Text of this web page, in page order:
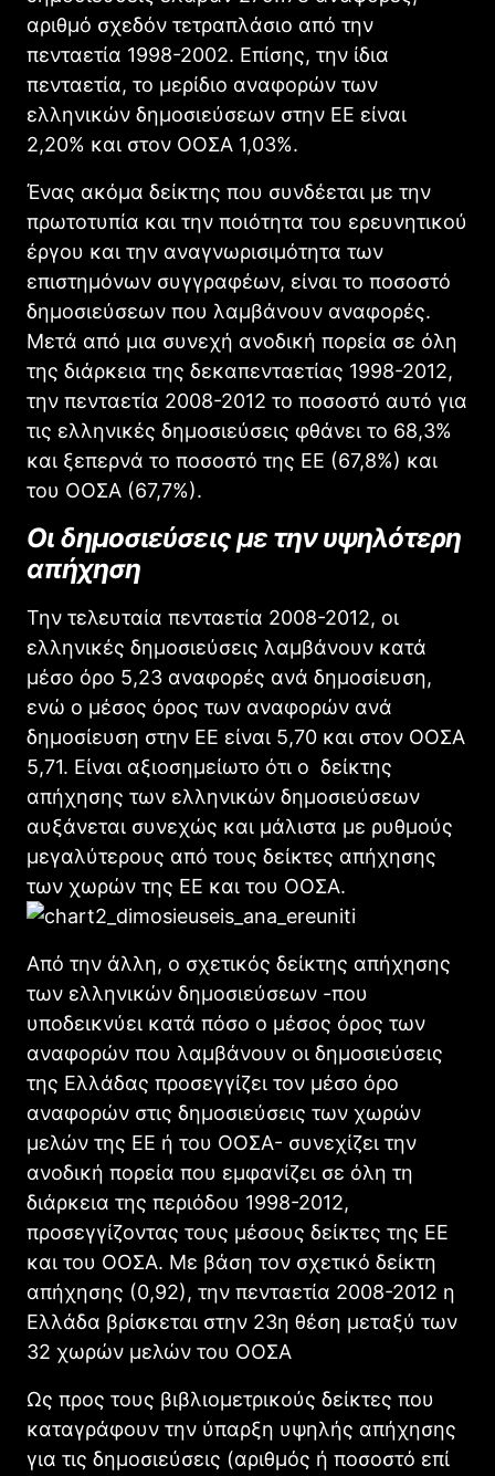
αριθμό σχεδόν τετραπλάσιο από την
πενταετία 1998-2002. Επίσης, την ίδια
πενταετία, το μερίδιο αναφορών των
ελληνικών δημοσιεύσεων στην ΕΕ είναι
2,20% και στον ΟΟΣΑ 1,03%.
Ένας ακόμα δείκτης που συνδέεται με την
πρωτοτυπία και την ποιότητα του ερευνητικού
έργου και την αναγνωρισιμότητα των
επιστημόνων συγγραφέων, είναι το ποσοστό
δημοσιεύσεων που λαμβάνουν αναφορές.
Μετά από μια συνεχή ανοδική πορεία σε όλη
της διάρκεια της δεκαπενταετίας 1998-2012,
την πενταετία 2008-2012 το ποσοστό αυτό για
τις ελληνικές δημοσιεύσεις φθάνει το 68,3%
και ξεπερνά το ποσοστό της ΕΕ (67,8%) και
του ΟΟΣΑ (67,7%).
Οι δημοσιεύσεις με την υψηλότερη
απήχηση
Την τελευταία πενταετία 2008-2012, οι
ελληνικές δημοσιεύσεις λαμβάνουν κατά
μέσο όρο 5,23 αναφορές ανά δημοσίευση,
ενώ ο μέσος όρος των αναφορών ανά
δημοσίευση στην ΕΕ είναι 5,70 και στον ΟΟΣΑ
5,71. Είναι αξιοσημείωτο ότι ο δείκτης
απήχησης των ελληνικών δημοσιεύσεων
αυξάνεται συνεχώς και μάλιστα με ρυθμούς
μεγαλύτερους από τους δείκτες απήχησης
των χωρών της ΕΕ και του ΟΟΣΑ.
Από την άλλη, ο σχετικός δείκτης απήχησης
των ελληνικών δημοσιεύσεων -που
υποδεικνύει κατά πόσο ο μέσος όρος των
αναφορών που λαμβάνουν οι δημοσιεύσεις
της Ελλάδας προσεγγίζει τον μέσο όρο
αναφορών στις δημοσιεύσεις των χωρών
μελών της ΕΕ ή του ΟΟΣΑ- συνεχίζει την
ανοδική πορεία που εμφανίζει σε όλη τη
διάρκεια της περιόδου 1998-2012,
προσεγγίζοντας τους μέσους δείκτες της ΕΕ
και του ΟΟΣΑ. Με βάση τον σχετικό δείκτη
απήχησης (0,92), την πενταετία 2008-2012 η
Ελλάδα βρίσκεται στην 23η θέση μεταξύ των
32 χωρών μελών του ΟΟΣΑ
Ως προς τους βιβλιομετρικούς δείκτες που
καταγράφουν την ύπαρξη υψηλής απήχησης
για τις δημοσιεύσεις (αριθμός ή ποσοστό επί